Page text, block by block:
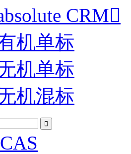
CRM
机单标
机单标
机混标
